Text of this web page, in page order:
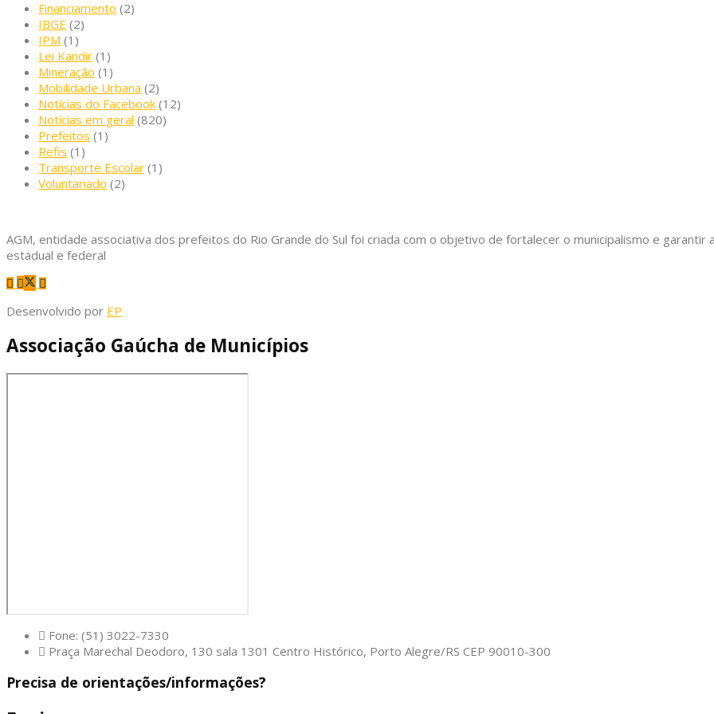
Financiamento (2)
IBGE (2)
IPM (1)
Lei Kandir (1)
Mineração (1)
Mobilidade Urbana (2)
Notícias do Facebook (12)
Notícias em geral (820)
Prefeitos (1)
Refis (1)
Transporte Escolar (1)
Voluntariado (2)
AGM, entidade associativa dos prefeitos do Rio Grande do Sul foi criada com o objetivo de fortalecer o municipalismo e
estadual e federal
Desenvolvido por EP
Associação Gaúcha de Municípios
Fone: (51) 3022-7330
Praça Marechal Deodoro, 130 sala 1301 Centro Histórico, Porto Alegre/RS CEP 90010-300
Precisa de orientações/informações?